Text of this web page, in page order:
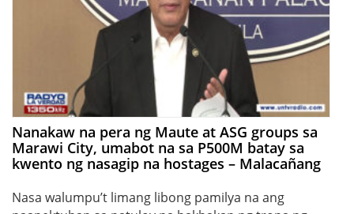
Nanakaw na pera ng Maute at ASG groups sa
Marawi City, umabot na sa P500M batay sa
kwento ng nasagip na hostages – Malacañang
Nasa walumpu’t limang libong pamilya na ang